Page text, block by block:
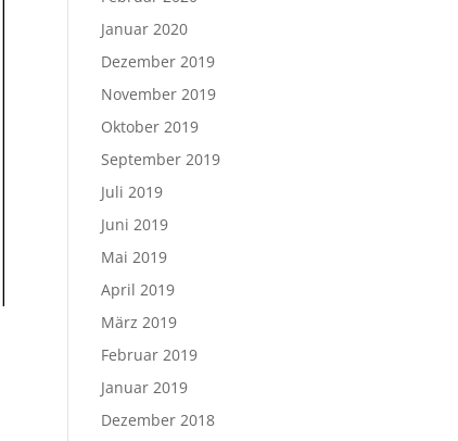
Januar 2020
Dezember 2019
November 2019
Oktober 2019
September 2019
Juli 2019
Juni 2019
Mai 2019
April 2019
März 2019
Februar 2019
Januar 2019
Dezember 2018